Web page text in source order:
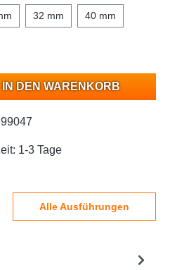
32 mm 40 mm
IN DEN WARENKORB
1-3 Tage
Alle Ausführungen